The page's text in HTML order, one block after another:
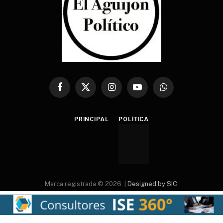
Facebook
X
InstagramYouTubeWhatsApp
PRINCIPAL POLÍTICA
Marca registrada © 2026. | Designed by SIC.